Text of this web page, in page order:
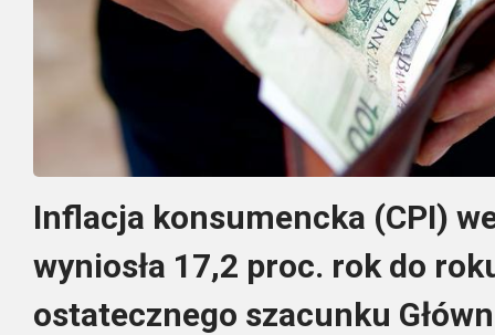
Inflacja konsumencka (CPI)
wyniosła 17,2 proc. rok do
ostatecznego szacunku